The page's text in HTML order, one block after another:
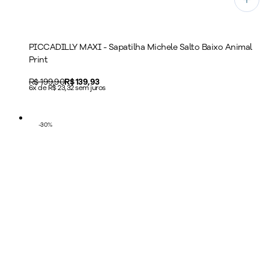
PICCADILLY MAXI - Sapatilha Michele Salto Baixo Animal
Print
Original price:
R$ 199,90Price:
R$ 139,93
6x de R$ 23,32 sem juros
-30%